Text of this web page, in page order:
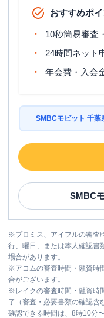
おすすめポイ
10秒簡易審査
24時間ネット
年会費・入会
SMBCモビット 千葉
SMBC
※プロミス、アイフルの審査
行、曜日、または本人確認書
場合があります。
※アコムの審査時間・融資時
合がございます。
※ レイクの審査時間・融資
了（審査・必要書類の確認含
確認できる時間は、8時10分